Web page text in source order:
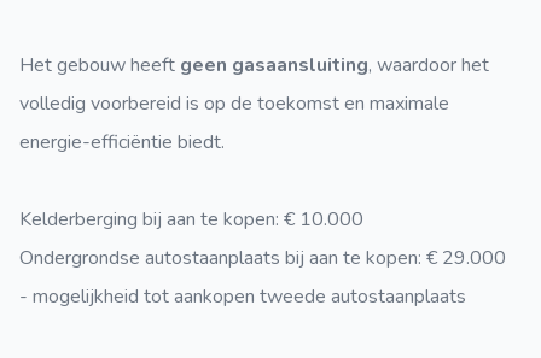
Het gebouw heeft geen gasaansluiting, waardoor het
volledig voorbereid is op de toekomst en maximale
energie-efficiëntie biedt.
Kelderberging bij aan te kopen: € 10.000
Ondergrondse autostaanplaats bij aan te kopen: € 29.000
- mogelijkheid tot aankopen tweede autostaanplaats